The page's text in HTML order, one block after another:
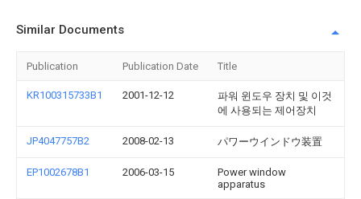
Similar Documents
Publication Publication Date Title
KR100315733B1 2001-12-12
파워 윈도우 장치 및 이것
에 사용되는 제어장치
JP4047757B2 2008-02-13 パワーウインドウ装置
EP1002678B1 2006-03-15
Power window
apparatus